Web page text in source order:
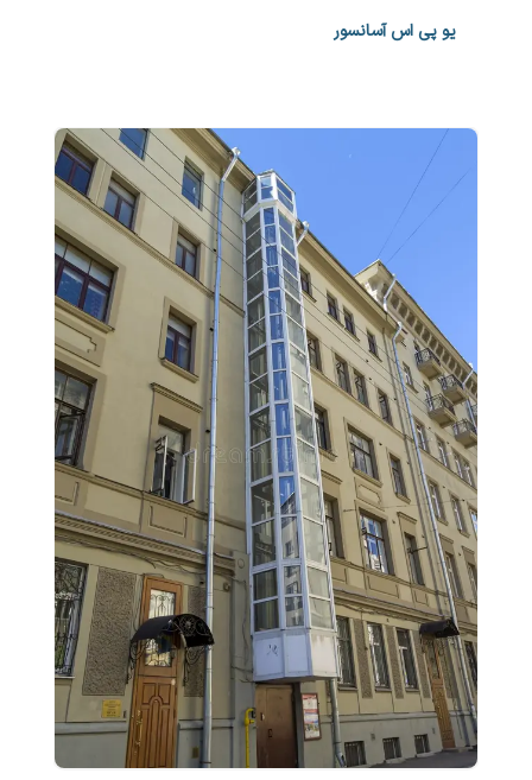
یو پی اس آسانسور